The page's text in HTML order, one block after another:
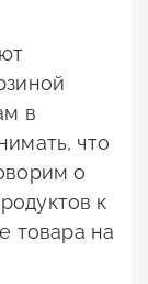
в
что
о
к
товара на